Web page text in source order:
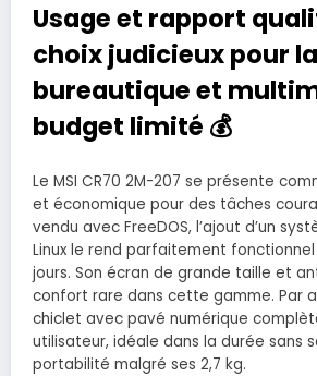
Usage et rapport
choix judicieux pour la
bureautique et
budget limité 💰
Le MSI CR70 2M-207 se présente
et économique pour des tâches
vendu avec FreeDOS, l’ajout d’un
Linux le rend parfaitement
jours. Son écran de grande taille et
confort rare dans cette gamme. Par
chiclet avec pavé numérique
utilisateur, idéale dans la durée sans
portabilité malgré ses 2,7 kg.